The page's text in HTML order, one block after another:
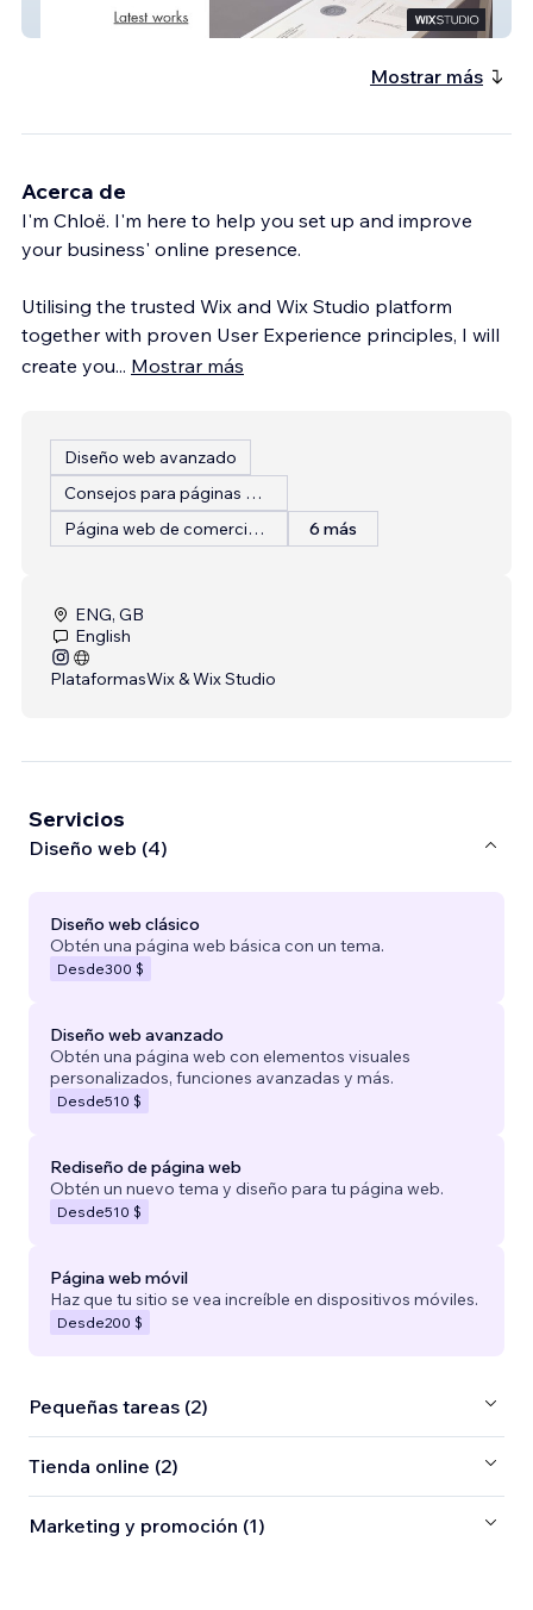
Emily Whitebread
Mostrar más
Acerca de
I'm Chloë. I'm here to help you set up and improve
your business' online presence.
Utilising the trusted Wix and Wix Studio platform
together with proven User Experience principles, I will
create you... Mostrar más
Diseño web avanzado
Consejos para páginas web
Página web de comercio electrónico
6 más
ENG, GB
English
PlataformasWix & Wix Studio
Servicios
Diseño web (4)
Diseño web clásico
Obtén una página web básica con un tema.
Desde300 $
Diseño web avanzado
Obtén una página web con elementos visuales
personalizados, funciones avanzadas y más.
Desde510 $
Rediseño de página web
Obtén un nuevo tema y diseño para tu página web.
Desde510 $
Página web móvil
Haz que tu sitio se vea increíble en dispositivos móviles.
Desde200 $
Pequeñas tareas (2)
Tienda online (2)
Marketing y promoción (1)